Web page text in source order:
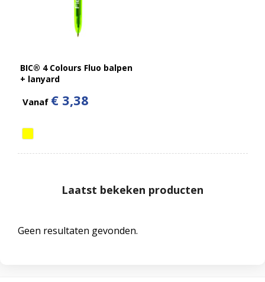
BIC® 4 Colours Fluo balpen
+ lanyard
Vanaf € 3,38
Laatst bekeken producten
Geen resultaten gevonden.